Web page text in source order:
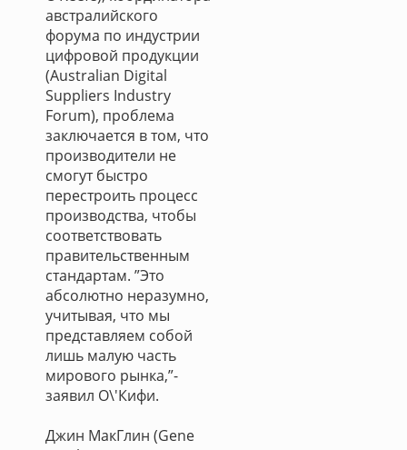
австралийского
форума по индустрии
цифровой продукции
(Australian Digital
Suppliers Industry
Forum), проблема
заключается в том, что
производители не
смогут быстро
перестроить процесс
производства, чтобы
соответствовать
правительственным
стандартам. ”Это
абсолютно неразумно,
учитывая, что мы
представляем собой
лишь малую часть
мирового рынка,”-
заявил О\'Кифи.
Джин МакГлин (Gene